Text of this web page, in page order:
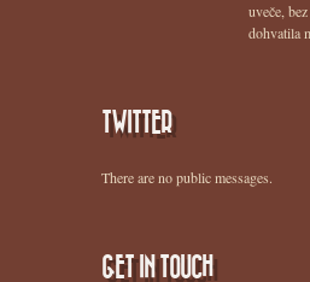
uveče,
dohvatila
TWITTER
There are no public messages.
GET IN TOUCH